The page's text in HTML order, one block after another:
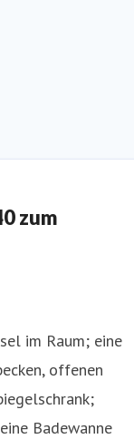
zum
im Raum; eine
offenen
Badewanne